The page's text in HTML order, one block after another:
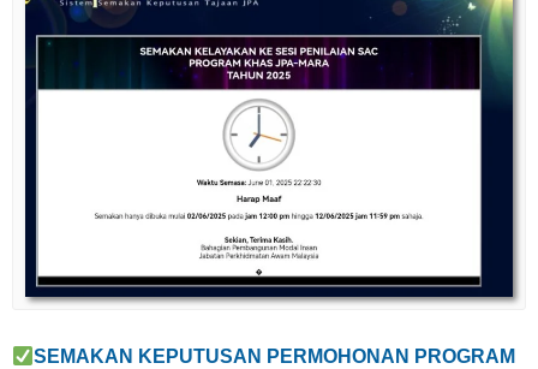
SEMAKAN KEPUTUSAN PERMOHONAN PROGRAM